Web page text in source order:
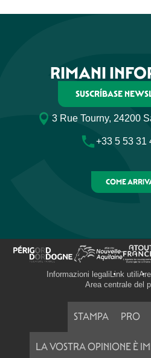
Marche nordique - rouge
Marche nordique - noir
Les Vitraux
La combe des loups
Chemin d'Amadour
RIMANI
SUSCRÍBASE
3 Rue Tourny, 24200
+33 5 53 31
COME
Informazioni legali Link utili
Area centrale del
STAMPA PRO
LA VOSTRA OPINIONE È